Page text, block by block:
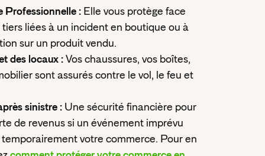
Professionnelle : Elle vous protège face
liées à un incident en boutique ou à
sur un produit vendu.
des locaux : Vos chaussures, vos boîtes,
sont assurés contre le vol, le feu et
sinistre : Une sécurité financière pour
de revenus si un événement imprévu
votre commerce. Pour en